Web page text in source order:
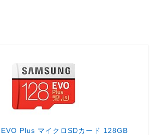
Plus マイクロSDカード 128GB